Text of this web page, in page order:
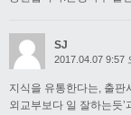
SJ
2017.04.07 9:57
지식을 유통한다는, 출판
외교부보다 일 잘하는듯